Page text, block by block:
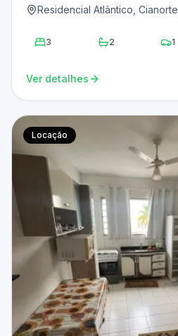
Residencial Atlântico, Cianorte
3 2 1
Ver detalhes
Locação